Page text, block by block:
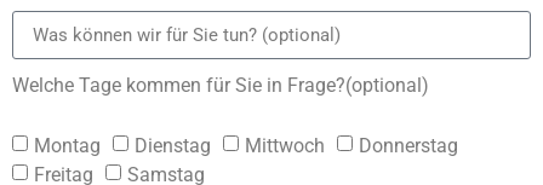
Welche Tage kommen für Sie in Frage?(optional)
Montag Dienstag Mittwoch
Donnerstag
Freitag
Samstag